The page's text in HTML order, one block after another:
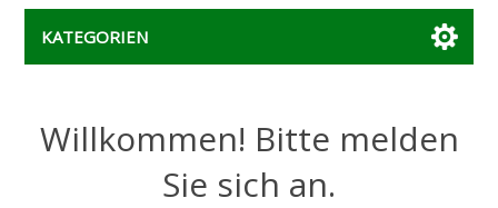
KATEGORIEN
Willkommen! Bitte melden
Sie sich an.